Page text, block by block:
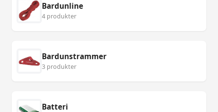
Bardunline
4 produkter
Bardunstrammer
3 produkter
Batteri